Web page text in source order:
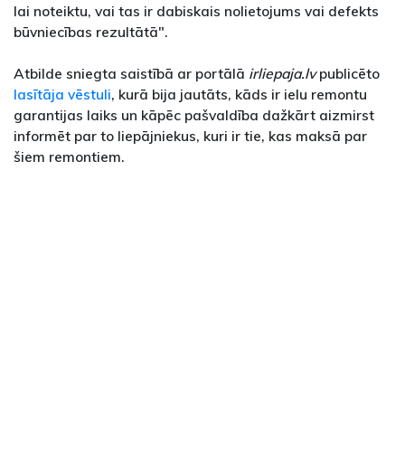
lai noteiktu, vai tas ir dabiskais nolietojums vai defekts
būvniecības rezultātā".
Atbilde sniegta saistībā ar portālā irliepaja.lvpublicēto
lasītāja vēstuli, kurā bija jautāts, kāds ir ielu remontu
garantijas laiks un kāpēc pašvaldība dažkārt aizmirst
informēt par to liepājniekus, kuri ir tie, kas maksā par
šiem remontiem.